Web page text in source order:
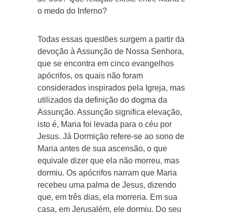
o medo do Inferno?
Todas essas questões surgem a partir da
devoção à Assunção de Nossa Senhora,
que se encontra em cinco evangelhos
apócrifos, os quais não foram
considerados inspirados pela Igreja, mas
utilizados da definição do dogma da
Assunção. Assunção significa elevação,
isto é, Maria foi levada para o céu por
Jesus. Já Dormição refere-se ao sono de
Maria antes de sua ascensão, o que
equivale dizer que ela não morreu, mas
dormiu. Os apócrifos narram que Maria
recebeu uma palma de Jesus, dizendo
que, em três dias, ela morreria. Em sua
casa, em Jerusalém, ele dormiu. Do seu